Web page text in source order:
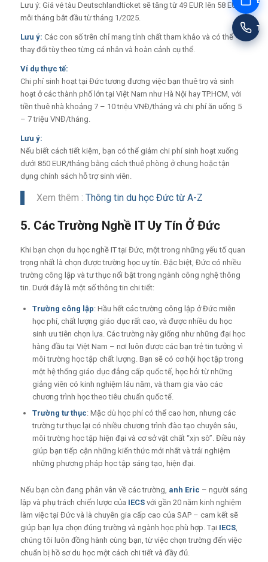
Lưu ý: Giá vé tàu Deutschlandticket sẽ tăng từ 49 EUR lên 58 EUR
mỗi tháng bắt đầu từ tháng 1/2025.
Lưu ý: Các con số trên chỉ mang tính chất tham khảo và có thể
thay đổi tùy theo từng cá nhân và hoàn cảnh cụ thể.
Ví dụ thực tế:
Chi phí sinh hoạt tại Đức tương đương việc bạn thuê trọ và sinh
hoạt ở các thành phố lớn tại Việt Nam như Hà Nội hay TP.HCM, với
tiền thuê nhà khoảng 7 – 10 triệu VNĐ/tháng và chi phí ăn uống 5
– 7 triệu VNĐ/tháng.
Lưu ý:
Nếu biết cách tiết kiệm, bạn có thể giảm chi phí sinh hoạt xuống
dưới 850 EUR/tháng bằng cách thuê phòng ở chung hoặc tận
dụng chính sách hỗ trợ sinh viên.
Xem thêm : Thông tin du học Đức từ A-Z
5. Các Trường Nghề IT Uy Tín Ở Đức
Khi bạn chọn du học nghề IT tại Đức, một trong những yếu tố quan
trọng nhất là chọn được trường học uy tín. Đặc biệt, Đức có nhiều
trường công lập và tư thục nổi bật trong ngành công nghệ thông
tin. Dưới đây là một số thông tin chi tiết:
Trường công lập: Hầu hết các trường công lập ở Đức miễn
học phí, chất lượng giáo dục rất cao, và được nhiều du học
sinh ưu tiên chọn lựa. Các trường này giống như những đại học
hàng đầu tại Việt Nam – nơi luôn được các bạn trẻ tin tưởng vì
môi trường học tập chất lượng. Bạn sẽ có cơ hội học tập trong
một hệ thống giáo dục đẳng cấp quốc tế, học hỏi từ những
giảng viên có kinh nghiệm lâu năm, và tham gia vào các
chương trình học theo tiêu chuẩn quốc tế.
Trường tư thục: Mặc dù học phí có thể cao hơn, nhưng các
trường tư thục lại có nhiều chương trình đào tạo chuyên sâu,
môi trường học tập hiện đại và cơ sở vật chất “xịn sò”. Điều này
giúp bạn tiếp cận những kiến thức mới nhất và trải nghiệm
những phương pháp học tập sáng tạo, hiện đại.
Nếu bạn còn đang phân vân về các trường, anh Eric – người sáng
lập và phụ trách chiến lược của IECSvới gần 20 năm kinh nghiệm
làm việc tại Đức và là chuyên gia cấp cao của SAP – cam kết sẽ
giúp bạn lựa chọn đúng trường và ngành học phù hợp. Tại IECS,
chúng tôi luôn đồng hành cùng bạn, từ việc chọn trường đến việc
chuẩn bị hồ sơ du học một cách chi tiết và đầy đủ.
Tư